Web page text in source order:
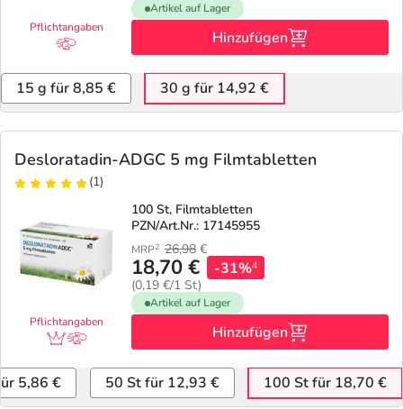
Pflichtangaben
Artikel auf Lager
Hinzufügen
15 g für 8,85 € 30 g für 14,92 €
Desloratadin-ADGC 5 mg Filmtabletten
(1)
Pflichtangaben
100 St, Filmtabletten
PZN/Art.Nr.: 17145955
MRP2 26,98 €
18,70 €
(0,19 €/1 St)
-31%4
Artikel auf Lager
Hinzufügen
5,86 € 50 St für 12,93 € 100 St für 18,70 €